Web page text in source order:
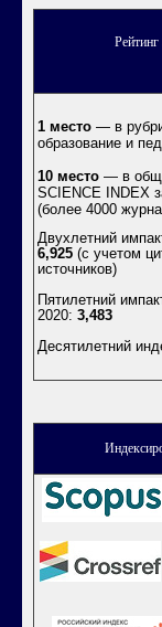
1 место — в
образование и
10 место — в
SCIENCE INDEX
(более 4000
Двухлетний
6,925 (с учетом
источников)
Пятилетний
2020: 3,483
Десятилетний